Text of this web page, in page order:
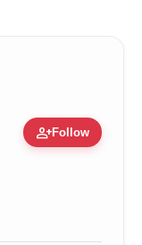
person_addFollow
Public Figure